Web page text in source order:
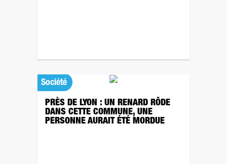
Société
PRÈS DE LYON : UN RENARD RÔDE
DANS CETTE COMMUNE, UNE
PERSONNE AURAIT ÉTÉ MORDUE